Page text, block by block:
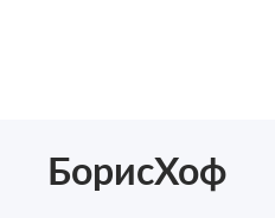
БорисХоф